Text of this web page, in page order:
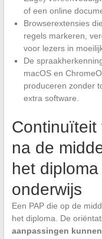
of een online
Browserextensies
regels markeren,
voor lezers in
De
macOS en
produceren zonder
extra software.
Continuïteit
na de
het
onderwijs
Een PAP die op de
het diploma. De
aanpassingen